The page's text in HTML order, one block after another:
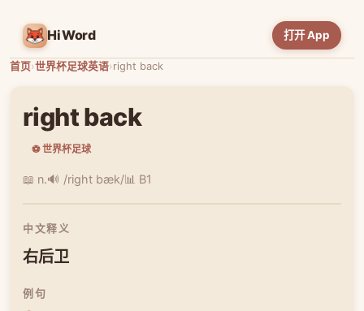
HiWord 打开 App
首页›世界杯足球英语›right back
right back
⚽ 世界杯足球
📖 n.🔊 /right bæk/📊 B1
中文释义
右后卫
例句